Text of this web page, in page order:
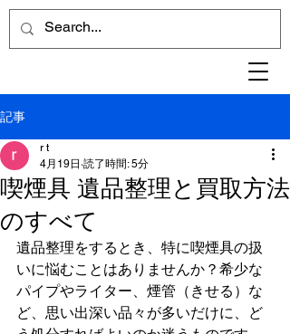
記事
喫煙具 遺品整理と買取方法
のすべて
r t
4月19日 読了時間: 5分
遺品整理をするとき、特に喫煙具の扱
いに悩むことはありませんか？希少な
パイプやライター、煙管（きせる）な
ど、思い出深い品々が多いだけに、ど